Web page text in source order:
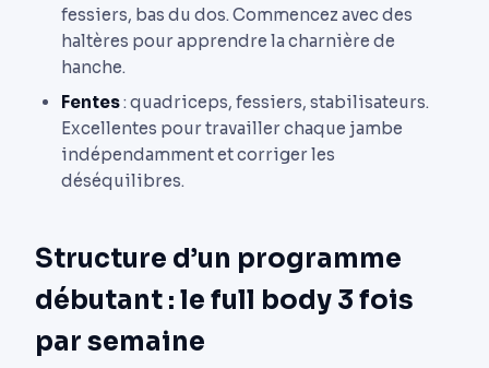
fessiers, bas du dos. Commencez avec des
haltères pour apprendre la charnière de
hanche.
Fentes: quadriceps, fessiers, stabilisateurs.
Excellentes pour travailler chaque jambe
indépendamment et corriger les
déséquilibres.
Structure d’un programme
débutant : le full body 3 fois
par semaine